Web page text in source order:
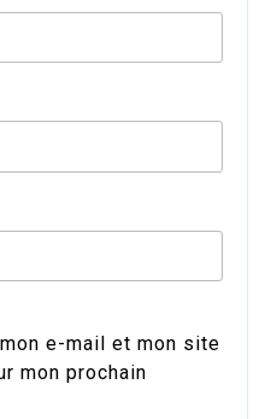
e-mail et mon site
mon prochain